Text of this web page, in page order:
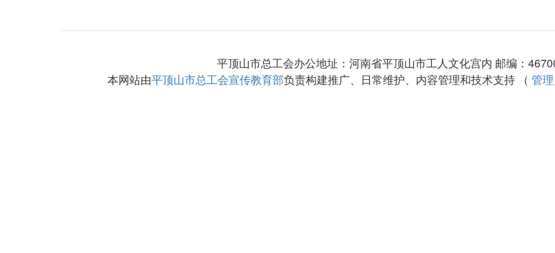
平顶山市总工会办公地址：河南省平顶山市工人文化宫内 邮编：
本网站由平顶山市总工会宣传教育部负责构建推广、日常维护、内容管理和技术支持 （ 管